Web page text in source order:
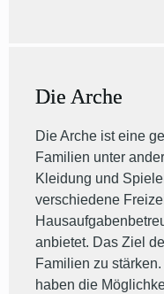
Die Arche
Die Arche ist eine
Familien unter
Kleidung und
verschiedene
anbietet. Das Ziel
Familien zu
haben die